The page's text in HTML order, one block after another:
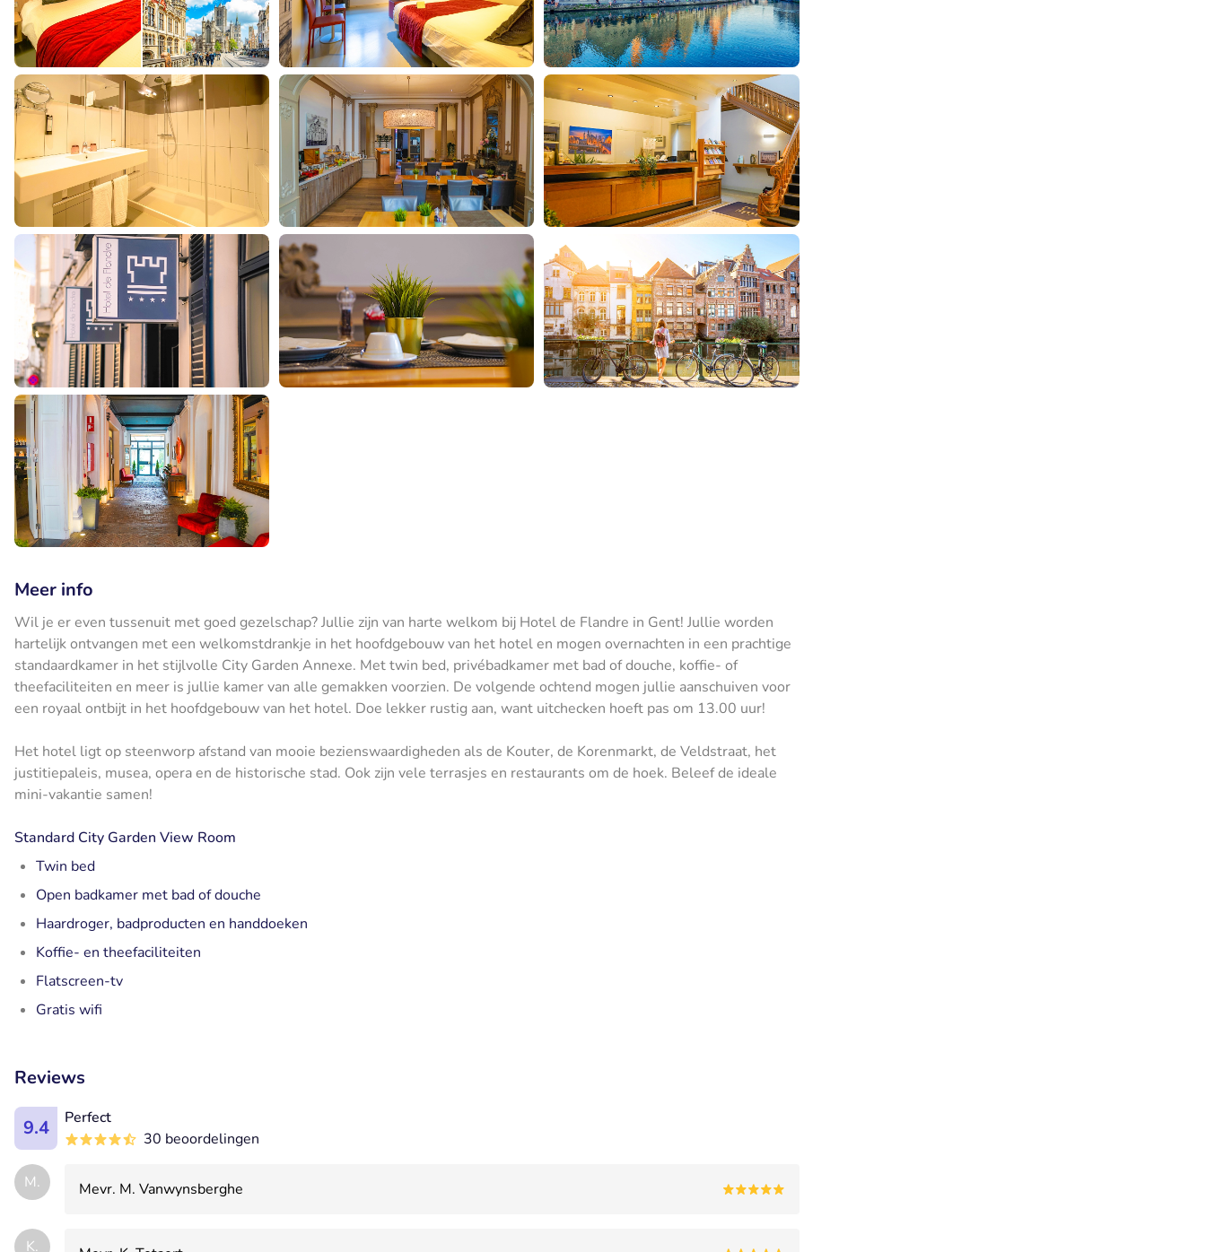
Meer info
Wil je er even tussenuit met goed gezelschap? Jullie zijn van harte welkom bij Hotel de Flandre in Gent! Jullie worden
hartelijk ontvangen met een welkomstdrankje in het hoofdgebouw van het hotel en mogen overnachten in een prachtige
standaardkamer in het stijlvolle City Garden Annexe. Met twin bed, privébadkamer met bad of douche, koffie- of
theefaciliteiten en meer is jullie kamer van alle gemakken voorzien. De volgende ochtend mogen jullie aanschuiven voor
een royaal ontbijt in het hoofdgebouw van het hotel. Doe lekker rustig aan, want uitchecken hoeft pas om 13.00 uur!
Het hotel ligt op steenworp afstand van mooie bezienswaardigheden als de Kouter, de Korenmarkt, de Veldstraat, het
justitiepaleis, musea, opera en de historische stad. Ook zijn vele terrasjes en restaurants om de hoek. Beleef de ideale
mini-vakantie samen!
Standard City Garden View Room
Twin bed
Open badkamer met bad of douche
Haardroger, badproducten en handdoeken
Koffie- en theefaciliteiten
Flatscreen-tv
Gratis wifi
Reviews
9.4
Perfect
30 beoordelingen
M. Mevr. M. Vanwynsberghe
K.